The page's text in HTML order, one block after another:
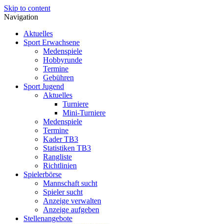
Skip to content
Navigation
Aktuelles
Sport Erwachsene
Medenspiele
Hobbyrunde
Termine
Gebühren
Sport Jugend
Aktuelles
Turniere
Mini-Turniere
Medenspiele
Termine
Kader TB3
Statistiken TB3
Rangliste
Richtlinien
Spielerbörse
Mannschaft sucht
Spieler sucht
Anzeige verwalten
Anzeige aufgeben
Stellenangebote